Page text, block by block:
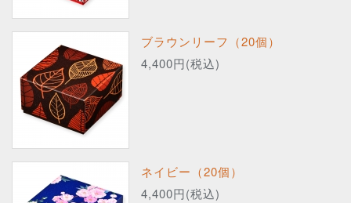
ブラウンリーフ（20個）
4,400円(税込)
ネイビー（20個）
4,400円(税込)